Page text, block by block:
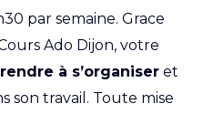
par semaine. Grace
Ado Dijon, votre
à s’organiser et
son travail. Toute mise